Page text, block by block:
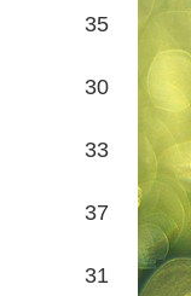
35
30
33
37
31